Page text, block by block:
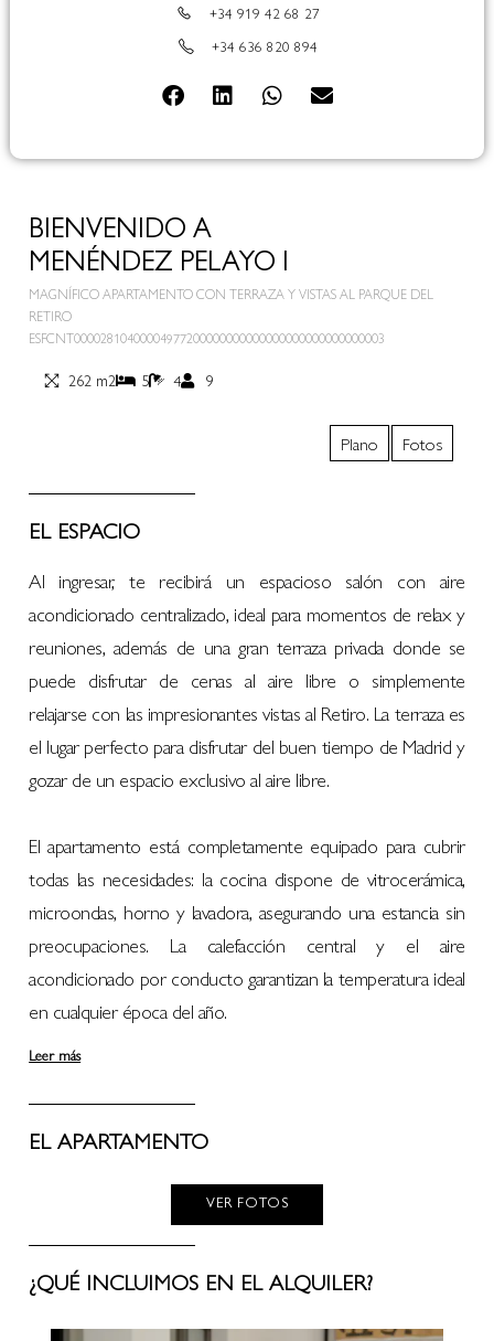
BIENVENIDO A
MENÉNDEZ PELAYO I
MAGNÍFICO APARTAMENTO CON TERRAZA Y VISTAS AL PARQUE DEL
RETIRO
ESFCNT00002810400004977200000000000000000000000000003
262 m2 5 4 9
Plano Fotos
EL ESPACIO
Al ingresar, te recibirá un espacioso salón con aire
acondicionado centralizado, ideal para momentos de relax y
reuniones, además de una gran terraza privada donde se
puede disfrutar de cenas al aire libre o simplemente
relajarse con las impresionantes vistas al Retiro. La terraza es
el lugar perfecto para disfrutar del buen tiempo de Madrid y
gozar de un espacio exclusivo al aire libre.
El apartamento está completamente equipado para cubrir
todas las necesidades: la cocina dispone de vitrocerámica,
microondas, horno y lavadora, asegurando una estancia sin
preocupaciones. La calefacción central y el aire
acondicionado por conducto garantizan la temperatura ideal
en cualquier época del año.
Leer más
EL APARTAMENTO
VER FOTOS
¿QUÉ INCLUIMOS EN EL ALQUILER?
+34 919 42 68 27
+34 636 820 894